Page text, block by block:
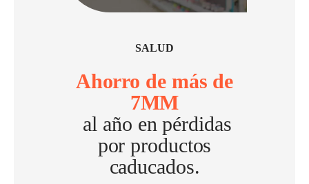
SALUD
Ahorro de más de
7MM
al año en pérdidas
por productos
caducados.